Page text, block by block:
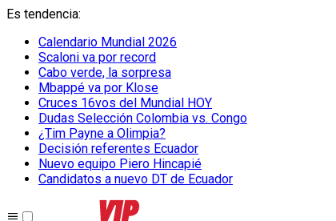
Es tendencia:
Calendario Mundial 2026
Scaloni va por record
Cabo verde, la sorpresa
Mbappé va por Klose
Cruces 16vos del Mundial HOY
Dudas Selección Colombia vs. Congo
¿Tim Payne a Olimpia?
Decisión referentes Ecuador
Nuevo equipo Piero Hincapié
Candidatos a nuevo DT de Ecuador